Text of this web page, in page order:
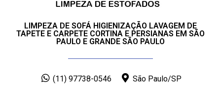
LIMPEZA DE SOFÁ HIGIENIZAÇÃO LAVAGEM DE
TAPETE E CARPETE CORTINA E PERSIANAS EM SÃO
PAULO E GRANDE SÃO PAULO
(11) 97738-0546 São Paulo/SP